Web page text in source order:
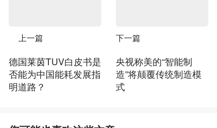
上一篇
德国莱茵TUV白皮书是
否能为中国能耗发展指
明道路？
下一篇
央视称美的“智能制
造”将颠覆传统制造模
式